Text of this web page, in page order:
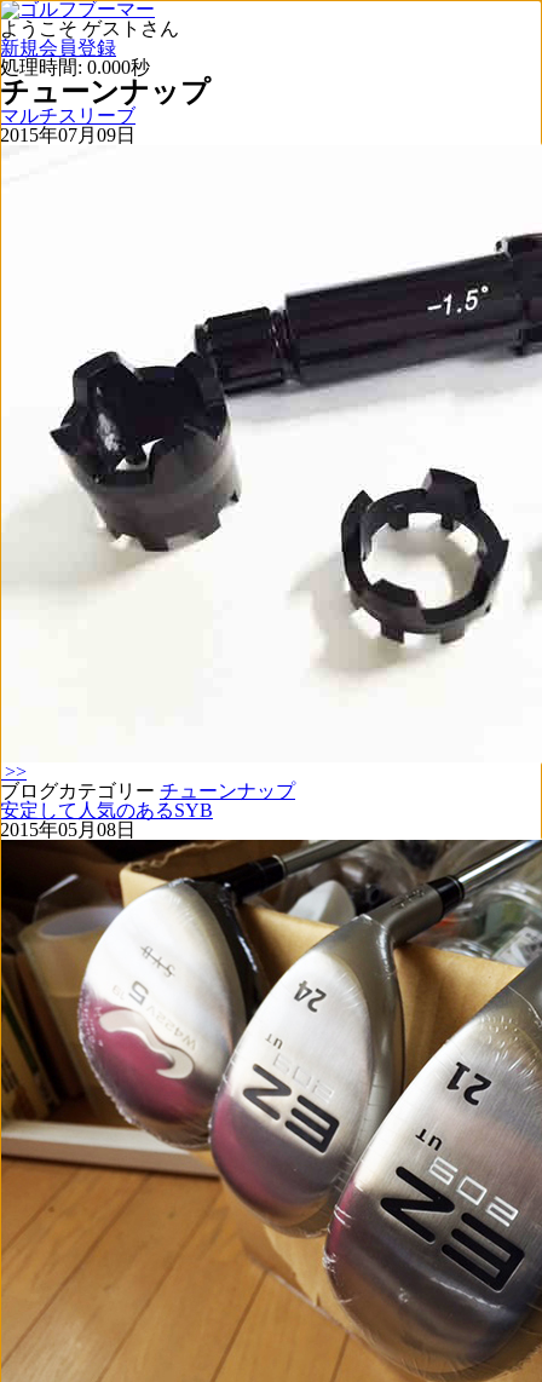
ようこそ ゲストさん
新規会員登録
処理時間: 0.000秒
チューンナップ
マルチスリーブ
2015年07月09日
>>
ブログカテゴリー チューンナップ
安定して人気のあるSYB
2015年05月08日